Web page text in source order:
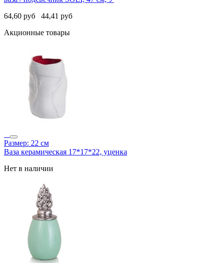
64,60 руб 44,41 руб
Акционные товары
Размер: 22 см
Ваза керамическая 17*17*22, уценка
Нет в наличии